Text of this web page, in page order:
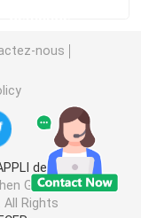
nous
de TUYA
Globabot
All Rights